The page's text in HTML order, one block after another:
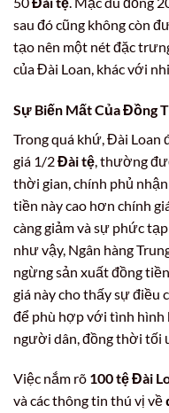
sau đó cũng không còn
tạo nên một nét đặc
của Đài Loan, khác với
Sự Biến Mất Của Đồng
Trong quá khứ, Đài Loan
giá 1/2Đài tệ , thường
thời gian, chính phủ
tiền này cao hơn chính
càng giảm và sự phức
như vậy, Ngân hàng
ngừng sản xuất đồng
giá này cho thấy sự điều
để phù hợp với tình hình
người dân, đồng thời tối
Việc nắm rõ 100 tệ Đài
và các thông tin thú vị về